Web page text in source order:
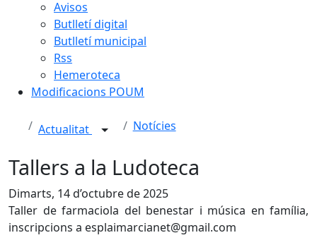
Avisos
Butlletí digital
Butlletí municipal
Rss
Hemeroteca
Modificacions POUM
Actualitat Notícies
Tallers a la Ludoteca
Dimarts, 14 d’octubre de 2025
Taller de farmaciola del benestar i música en família,
inscripcions a esplaimarcianet@gmail.com